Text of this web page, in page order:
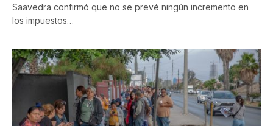
Saavedra confirmó que no se prevé ningún incremento en
los impuestos…